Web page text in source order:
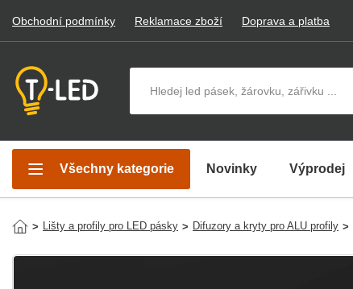
Obchodní podmínky Reklamace zboží Doprava a platba
Všechny kategorie Novinky Výprodej
> Lišty a profily pro LED pásky > Difuzory a kryty pro ALU profily >